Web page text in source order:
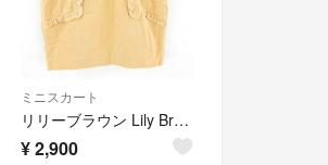
ミニスカート
リリーブラウン Lily Brown ミニスカート コーデュロイ ベージュ
¥2,900